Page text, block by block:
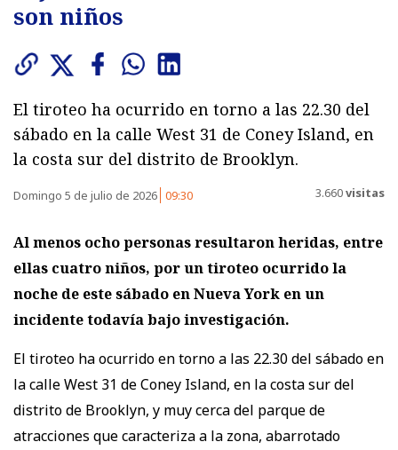
son niños
El tiroteo ha ocurrido en torno a las 22.30 del
sábado en la calle West 31 de Coney Island, en
la costa sur del distrito de Brooklyn.
Domingo 5 de julio de 2026 09:30 3.660visitas
Al menos ocho personas resultaron heridas, entre
ellas cuatro niños, por un tiroteo ocurrido la
noche de este sábado en Nueva York en un
incidente todavía bajo investigación.
El tiroteo ha ocurrido en torno a las 22.30 del sábado en
la calle West 31 de Coney Island, en la costa sur del
distrito de Brooklyn, y muy cerca del parque de
atracciones que caracteriza a la zona, abarrotado